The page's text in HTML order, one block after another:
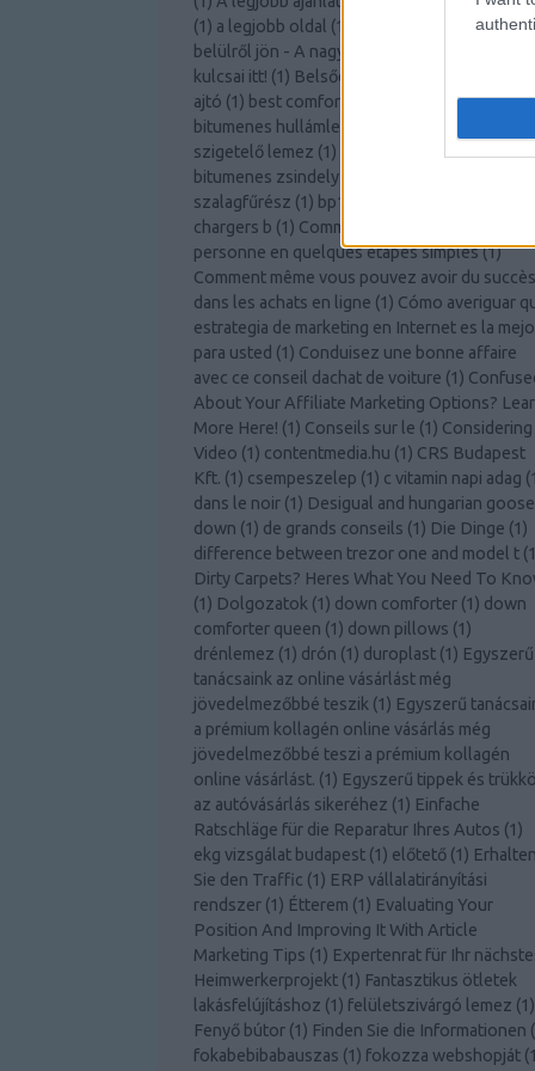
(1) a legjobb oldal (1
A szabadság
belülről jön - A nagyobb személyes fejlődés
kulcsai itt! (1) Belsőépítészeti ötletek
ajtó (1) best comforter bitcoin knots(1)
bitumenes hullámlemez árgép
szigetelő lemez (1) bitumenes vízszigetelés(
bitumenes zsindely tekercs árgép
szalagfűrész (1) bp125
chargers b (1) Comment devenir une meilleure
personne en quelques étapes simples(1)
Comment même vous pouvez avoir du succès
dans les achats en ligne (1) Cómo averiguar
estrategia de marketing en Internet es la
para usted (1) Conduisez une bonne affaire
avec ce conseil dachat de voiture (1)
About Your Affiliate Marketing Options?
More Here! (1) Conseils sur le (1) Considering
Video (1) contentmedia.hu (1) CRS Budapest
Kft. (1) csempeszelep (1) c vitamin napi adag (1
dans le noir (1) Desigual and hungarian goose
down (1) de grands conseils (1) Die Dinge (1)
difference between trezor one and model t (1
Dirty Carpets? Heres What You Need To
(1) Dolgozatok (1) down comforter (1) down
comforter queen (1) down pillows (1)
drénlemez (1) drón (1) duroplast (1) Egyszerű
tanácsaink az online vásárlást még
jövedelmezőbbé teszik (1) Egyszerű
a prémium kollagén online vásárlás még
jövedelmezőbbé teszi a prémium kollagén
online vásárlást. (1) Egyszerű tippek és
az autóvásárlás sikeréhez (1) Einfache
Ratschläge für die Reparatur Ihres Autos (1)
ekg vizsgálat budapest (1) előtető (1) Erhalten
Sie den Traffic (1) ERP vállalatirányítási
rendszer (1) Étterem (1) Evaluating Your
Position And Improving It With Article
Marketing Tips (1) Expertenrat für Ihr
Heimwerkerprojekt (1) Fantasztikus ötletek
lakásfelújításhoz (1) felületszivárgó lemez (1)
Fenyő bútor (1) Finden Sie die Informationen (
fokabebibabauszas (1) fokozza webshopját (1